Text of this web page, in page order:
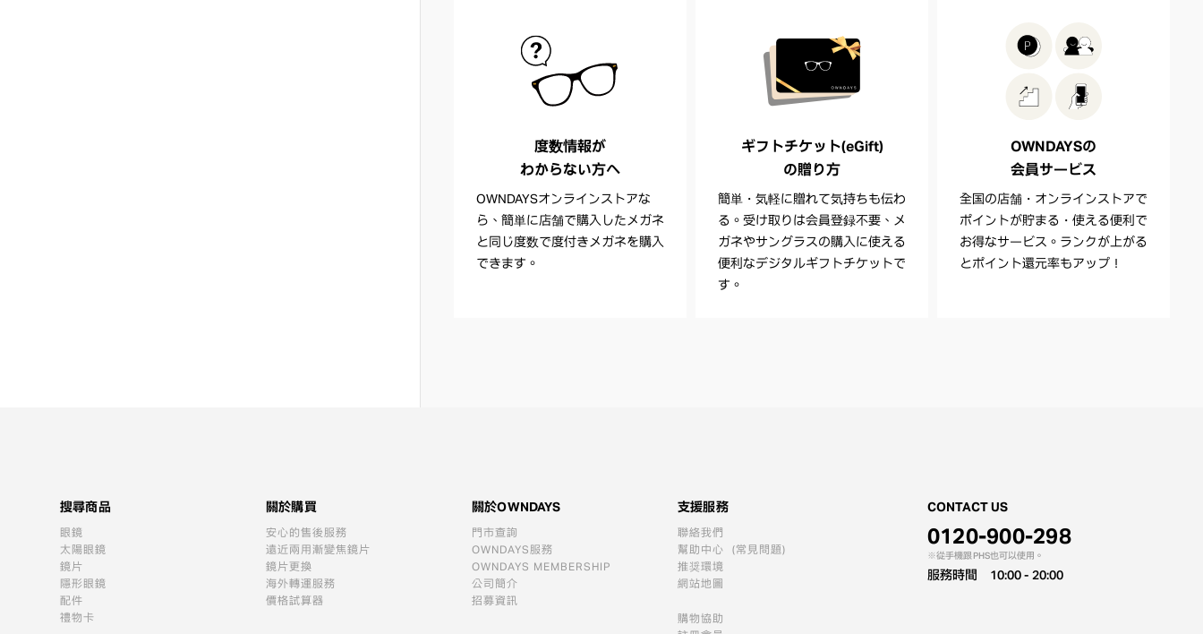
度数情報が
わからない方へ
OWNDAYSオンラインストアな
ら、簡単に店舗で購入したメガネ
と同じ度数で度付きメガネを購入
できます。
ギフトチケット(eGift)
の贈り方
簡単・気軽に贈れて気持ちも伝わ
る。受け取りは会員登録不要、メ
ガネやサングラスの購入に使える
便利なデジタルギフトチケットで
す。
OWNDAYSの
会員サービス
全国の店舗・オンラインストアで
ポイントが貯まる・使える便利で
お得なサービス。ランクが上がる
とポイント還元率もアップ！
搜尋商品
眼鏡
太陽眼鏡
鏡片
隱形眼鏡
配件
禮物卡
關於購買
安心的售後服務
遠近兩用漸變焦鏡片
鏡片更換
海外轉運服務
價格試算器
關於OWNDAYS
門市查詢
OWNDAYS服務
OWNDAYS MEMBERSHIP
公司簡介
招募資訊
支援服務
聯絡我們
幫助中心（常見問題）
推奨環境
網站地圖
購物協助
CONTACT US
0120-900-298
服務時間 10:00 - 20:00
從手機跟PHS也可以使用。